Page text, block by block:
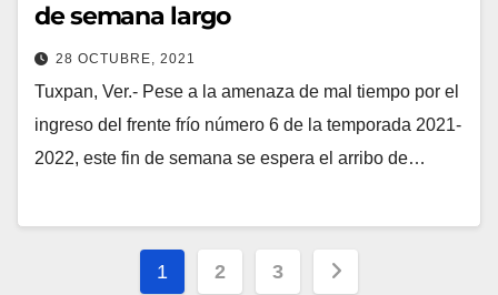
de semana largo
28 OCTUBRE, 2021
Tuxpan, Ver.- Pese a la amenaza de mal tiempo por el
ingreso del frente frío número 6 de la temporada 2021-
2022, este fin de semana se espera el arribo de…
Paginación
1 2 3